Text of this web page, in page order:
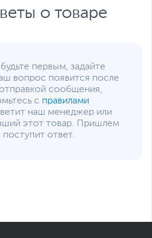
о товаре
первым, задайте
вопрос появится после
сообщения,
с правилами
наш менеджер или
этот товар. Пришлем
ответ.